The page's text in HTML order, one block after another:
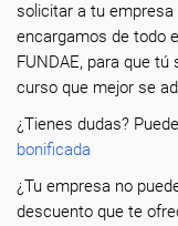
solicitar a tu
encargamos de todo
FUNDAE, para que
curso que mejor se
¿Tienes dudas?
bonificada
¿Tu empresa no
descuento que te